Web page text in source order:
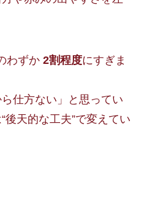
わずか 2割程度にすぎま
仕方ない」と思ってい
後天的な工夫”で変えてい